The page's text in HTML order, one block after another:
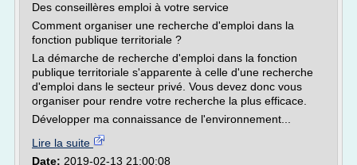
Des conseillères emploi à votre service
Comment organiser une recherche d'emploi dans la
fonction publique territoriale ?
La démarche de recherche d'emploi dans la fonction
publique territoriale s'apparente à celle d'une recherche
d'emploi dans le secteur privé. Vous devez donc vous
organiser pour rendre votre recherche la plus efficace.
Développer ma connaissance de l'environnement...
Lire la suite
Date: 2019-02-13 21:00:08